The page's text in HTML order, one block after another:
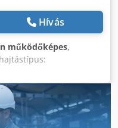
Hívás
működőképes,
kapacitása:
kg, emelési
3 380 mm,
, meghajtás állapota: